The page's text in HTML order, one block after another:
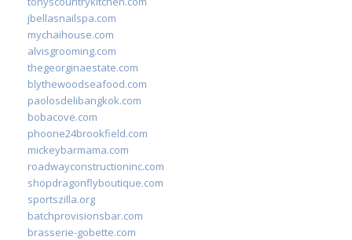
jbellasnailspa.com
mychaihouse.com
alvisgrooming.com
thegeorginaestate.com
blythewoodseafood.com
paolosdelibangkok.com
bobacove.com
phoone24brookfield.com
mickeybarmama.com
roadwayconstructioninc.com
shopdragonflyboutique.com
sportszilla.org
batchprovisionsbar.com
brasserie-gobette.com